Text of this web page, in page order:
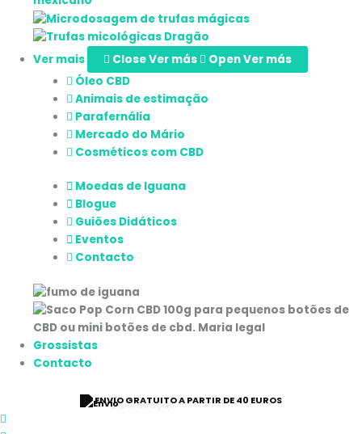
Ver mais Close Ver más
Open Ver más
Óleo CBD
Animais de estimação
Parafernália
Mercado do Mário
Cosméticos com CBD
Moedas de Iguana
Blogue
Guiões Didáticos
Eventos
Contacto
Grossistas
Contacto
⭐ 9/10 CLASSIFICAÇÃO